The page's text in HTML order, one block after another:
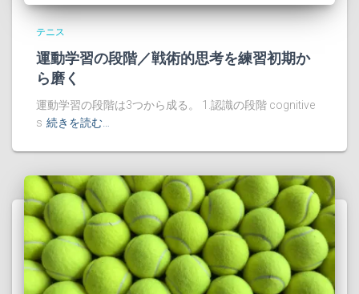
テニス
運動学習の段階／戦術的思考を練習初期か
ら磨く
運動学習の段階は3つから成る。 1.認識の段階 cognitive
s 続きを読む…